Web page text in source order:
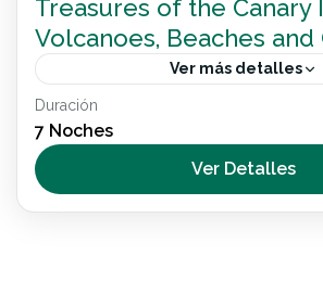
Treasures of the Canary
Volcanoes, Beaches
Ver más detalles
Discover the Canary Islands on an
wheelchair accessible trip. Explore
Gomera and Gran Canaria with
inclusive beaches and cultural
Destination Spain,España
Duración
7 Noches
Ver Detalles